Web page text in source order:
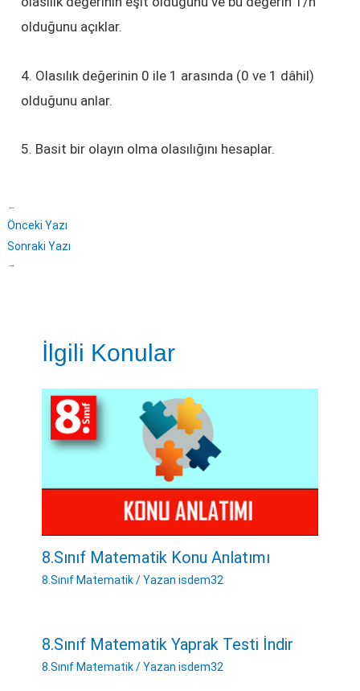
olduğunu açıklar.
4. Olasılık değerinin 0 ile 1 arasında (0 ve 1 dâhil)
olduğunu anlar.
5. Basit bir olayın olma olasılığını hesaplar.
←
Önceki Yazı
Sonraki Yazı
→
İlgili Konular
8.Sınıf Matematik Konu Anlatımı
8.Sınıf Matematik/ Yazan isdem32
8.Sınıf Matematik Yaprak Testi İndir
8.Sınıf Matematik/ Yazan isdem32